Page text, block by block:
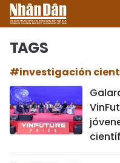
TAGS
#investigación